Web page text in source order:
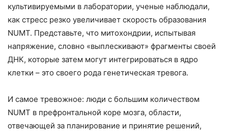
культивируемыми в лаборатории, ученые наблюдали,
как стресс резко увеличивает скорость образования
NUMT. Представьте, что митохондрии, испытывая
напряжение, словно «выплескивают» фрагменты своей
ДНК, которые затем могут интегрироваться в ядро
клетки – это своего рода генетическая тревога.
И самое тревожное: люди с большим количеством
NUMT в префронтальной коре мозга, области,
отвечающей за планирование и принятие решений,